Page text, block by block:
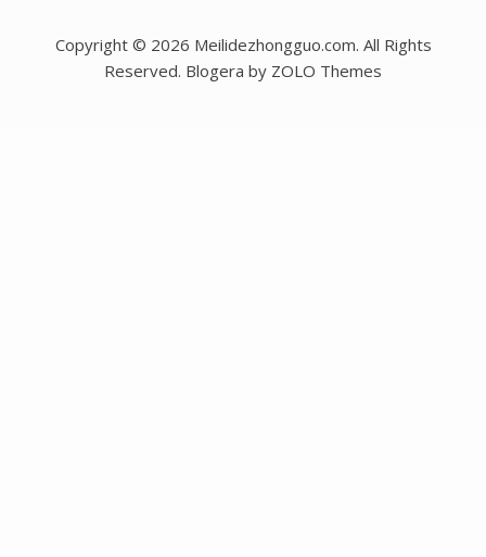
Copyright © 2026 Meilidezhongguo.com. All Rights
Reserved. Blogera by ZOLO Themes